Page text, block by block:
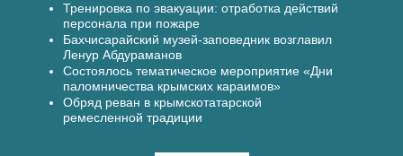
Тренировка по эвакуации: отработка действий
персонала при пожаре
Бахчисарайский музей-заповедник возглавил
Ленур Абдураманов
Состоялось тематическое мероприятие «Дни
паломничества крымских караимов»
Обряд реван в крымскотатарской
ремесленной традиции